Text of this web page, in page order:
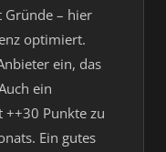
Gründe – hier
optimiert.
ein, das
ein
Punkte zu
Ein gutes